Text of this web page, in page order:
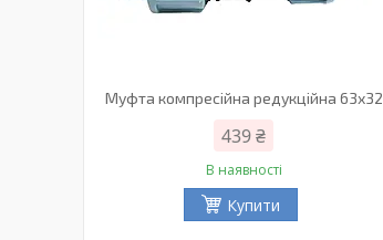
Муфта компресійна редукційна 63х32
439 ₴
В наявності
Купити